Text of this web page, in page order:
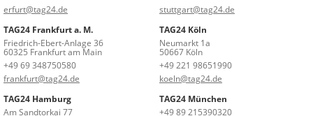
erfurt@tag24.de
stuttgart@tag24.de
TAG24 Frankfurt a. M.
Friedrich-Ebert-Anlage 36
60325 Frankfurt am Main
+49 69 348750580
frankfurt@tag24.de
TAG24 Köln
Neumarkt 1a
50667 Köln
+49 221 98651990
koeln@tag24.de
TAG24 Hamburg
Am Sandtorkai 77
TAG24 München
+49 89 215390320